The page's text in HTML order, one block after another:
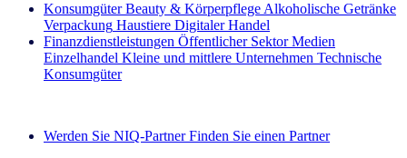
Konsumgüter Beauty & Körperpflege Alkoholische Getränke
Verpackung Haustiere Digitaler Handel
Finanzdienstleistungen Öffentlicher Sektor Medien
Einzelhandel Kleine und mittlere Unternehmen Technische
Konsumgüter
Werden Sie NIQ-Partner Finden Sie einen Partner